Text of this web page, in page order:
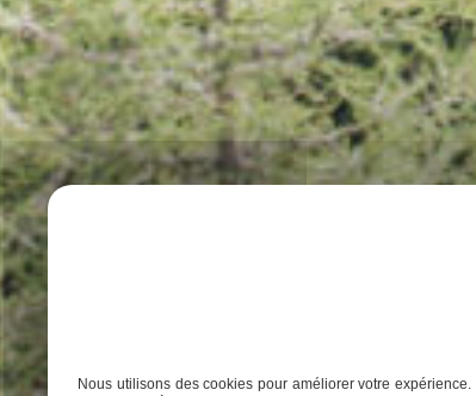
Nous utilisons des cookies pour améliorer votre